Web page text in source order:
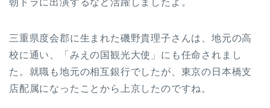
朝ドラに出演するなど活躍しましたよ。
三重県度会郡に生まれた磯野貴理子さんは、地元の高
校に通い、「みえの国観光大使」にも任命されまし
た。就職も地元の相互銀行でしたが、東京の日本橋支
店配属になったことから上京したのですね。